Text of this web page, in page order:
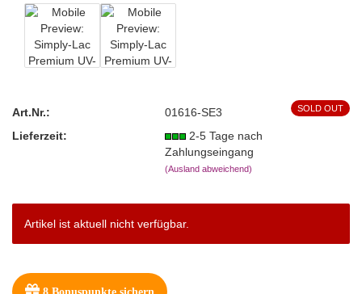
SOLD OUT
Art.Nr.:
01616-SE3
Lieferzeit:
2-5 Tage nach
Zahlungseingang
(Ausland abweichend)
Artikel ist aktuell nicht verfügbar.